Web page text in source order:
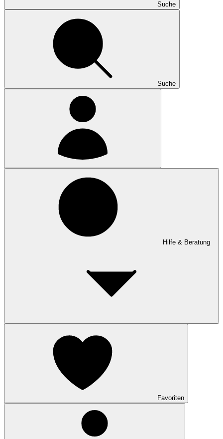
Suche
Suche
Hilfe & Beratung
Favoriten